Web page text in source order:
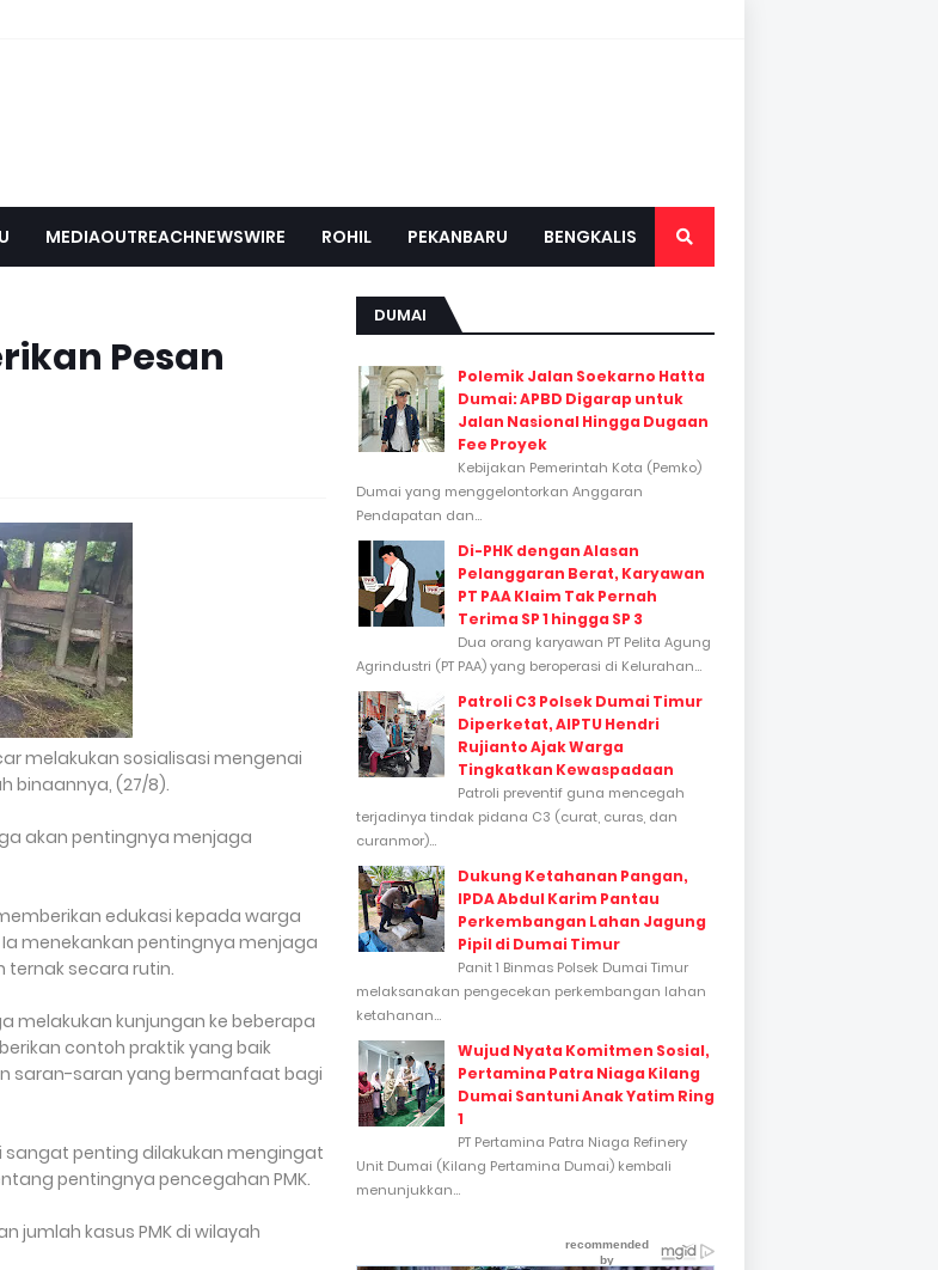
MEDIAOUTREACHNEWSWIRE ROHIL PEKANBARU BENGKALIS
Pesan
melakukan sosialisasi mengenai
binaannya, (27/8).
akan pentingnya menjaga
edukasi kepada warga
menekankan pentingnya menjaga
secara rutin.
melakukan kunjungan ke beberapa
contoh praktik yang baik
saran-saran yang bermanfaat bagi
sangat penting dilakukan mengingat
pentingnya pencegahan PMK.
jumlah kasus PMK di wilayah
DUMAI
Polemik Jalan Soekarno Hatta
Dumai: APBD Digarap untuk
Jalan Nasional Hingga Dugaan
Fee Proyek
Kebijakan Pemerintah Kota (Pemko)
Dumai yang menggelontorkan Anggaran
Pendapatan dan...
Di-PHK dengan Alasan
Pelanggaran Berat, Karyawan
PT PAA Klaim Tak Pernah
Terima SP 1 hingga SP 3
Dua orang karyawan PT Pelita Agung
Agrindustri (PT PAA) yang beroperasi di Kelurahan...
Patroli C3 Polsek Dumai Timur
Diperketat, AIPTU Hendri
Rujianto Ajak Warga
Tingkatkan Kewaspadaan
Patroli preventif guna mencegah
terjadinya tindak pidana C3 (curat, curas, dan
curanmor)...
Dukung Ketahanan Pangan,
IPDA Abdul Karim Pantau
Perkembangan Lahan Jagung
Pipil di Dumai Timur
Panit 1 Binmas Polsek Dumai Timur
melaksanakan pengecekan perkembangan lahan
ketahanan...
Wujud Nyata Komitmen Sosial,
Pertamina Patra Niaga Kilang
Dumai Santuni Anak Yatim Ring
1
PT Pertamina Patra Niaga Refinery
Unit Dumai (Kilang Pertamina Dumai) kembali
menunjukkan...